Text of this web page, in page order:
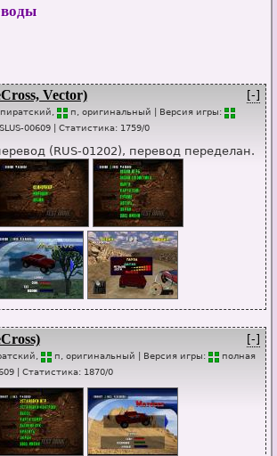
[-]
Vector)
пиратский, п , оригинальный
| Версия игры:
SL US-00609 Статистика: 1759/0
(RUS-01202), перевод переделан.
[-]
п , оригинальный | Версия игры: полная
Статистика: 1870/0